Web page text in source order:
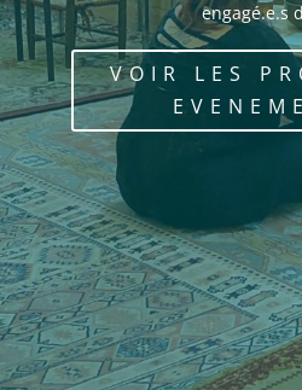
engagé.e.s
VOIR LES